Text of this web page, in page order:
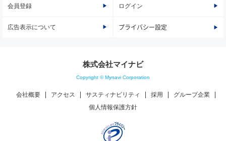
会員登録 ログイン
広告表示について プライバシー設定
株式会社マイナビ
Copyright © Mynavi Corporation
会社概要 アクセス サスティナビリティ 採用
グループ企業
個人情報保護方針